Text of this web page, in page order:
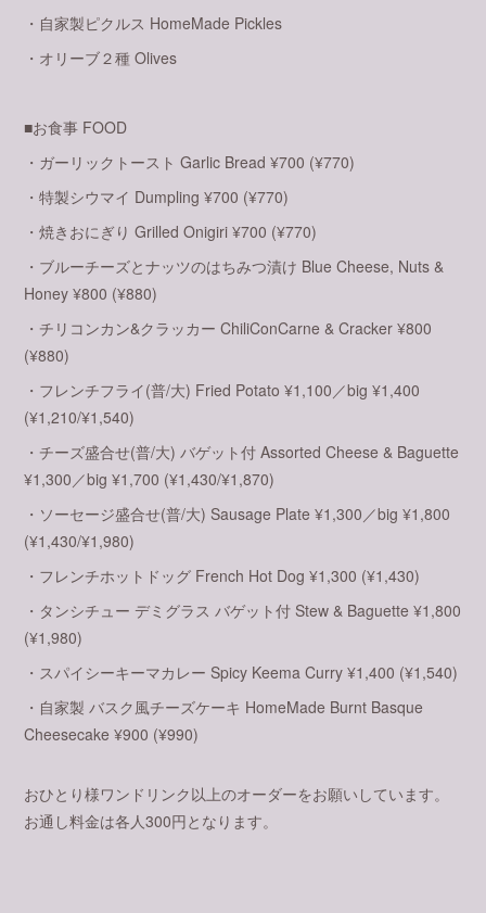
・自家製ピクルス HomeMade Pickles
・オリーブ２種 Olives
■お食事 FOOD
・ガーリックトースト Garlic Bread ¥700 (¥770)
・特製シウマイ Dumpling ¥700 (¥770)
・焼きおにぎり Grilled Onigiri ¥700 (¥770)
・ブルーチーズとナッツのはちみつ漬け Blue Cheese, Nuts &
Honey ¥800 (¥880)
・チリコンカン&クラッカー ChiliConCarne & Cracker ¥800
(¥880)
・フレンチフライ(普/大) Fried Potato ¥1,100／big ¥1,400
(¥1,210/¥1,540)
・チーズ盛合せ(普/大) バゲット付 Assorted Cheese & Baguette
¥1,300／big ¥1,700 (¥1,430/¥1,870)
・ソーセージ盛合せ(普/大) Sausage Plate ¥1,300／big ¥1,800
(¥1,430/¥1,980)
・フレンチホットドッグ French Hot Dog ¥1,300 (¥1,430)
・タンシチュー デミグラス バゲット付 Stew & Baguette ¥1,800
(¥1,980)
・スパイシーキーマカレー Spicy Keema Curry ¥1,400 (¥1,540)
・自家製 バスク風チーズケーキ HomeMade Burnt Basque
Cheesecake ¥900 (¥990)
おひとり様ワンドリンク以上のオーダーをお願いしています。
お通し料金は各人300円となります。